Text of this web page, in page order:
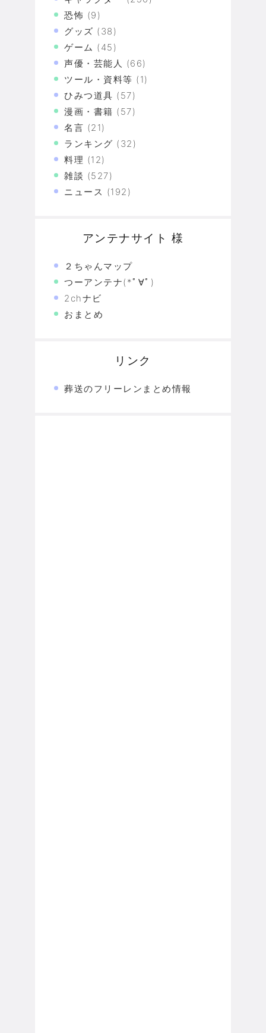
恐怖 (9)
グッズ (38)
ゲーム (45)
声優・芸能人 (66)
ツール・資料等 (1)
ひみつ道具 (57)
漫画・書籍 (57)
名言 (21)
ランキング (32)
料理 (12)
雑談 (527)
ニュース (192)
アンテナサイト 様
２ちゃんマップ
つーアンテナ(*ﾟ∀ﾟ)
2chナビ
おまとめ
リンク
葬送のフリーレンまとめ情報